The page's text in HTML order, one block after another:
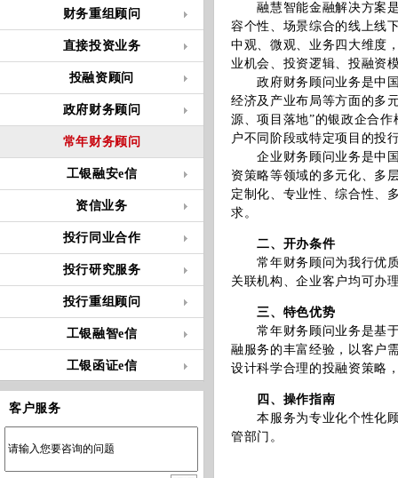
财务重组顾问
直接投资业务
投融资顾问
政府财务顾问
常年财务顾问
工银融安e信
资信业务
投行同业合作
投行研究服务
投行重组顾问
工银融智e信
工银函证e信
客户服务
融慧智能金融解决方案是
容个性、场景综合的线上线
中观、微观、业务四大维度
业机会、投资逻辑、投融资
政府财务顾问业务是中国
经济及产业布局等方面的多
源、项目落地”的银政企合
户不同阶段或特定项目的投
企业财务顾问业务是中国
资策略等领域的多元化、多
定制化、专业性、综合性、
求。
二、开办条件
常年财务顾问为我行优质
关联机构、企业客户均可办
三、特色优势
常年财务顾问业务是基于
融服务的丰富经验，以客户
设计科学合理的投融资
四、操作指南
本服务为专业化个性化顾
管部门。